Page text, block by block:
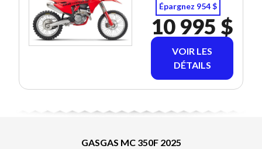
Épargnez 954 $
10 995 $
VOIR LES
DÉTAILS
GASGAS MC 350F 2025